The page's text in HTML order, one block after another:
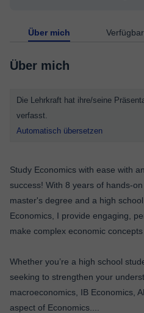
Über mich
Über mich
Die Lehrkraft hat ihre/seine
verfasst.
Automatisch übersetzen
Study Economics with ease with
success! With 8 years of hands-
master's degree and a high
Economics, I provide engaging,
make complex economic
Whether you’re a high school
seeking to strengthen your
macroeconomics, IB Economics,
aspect of Economics.